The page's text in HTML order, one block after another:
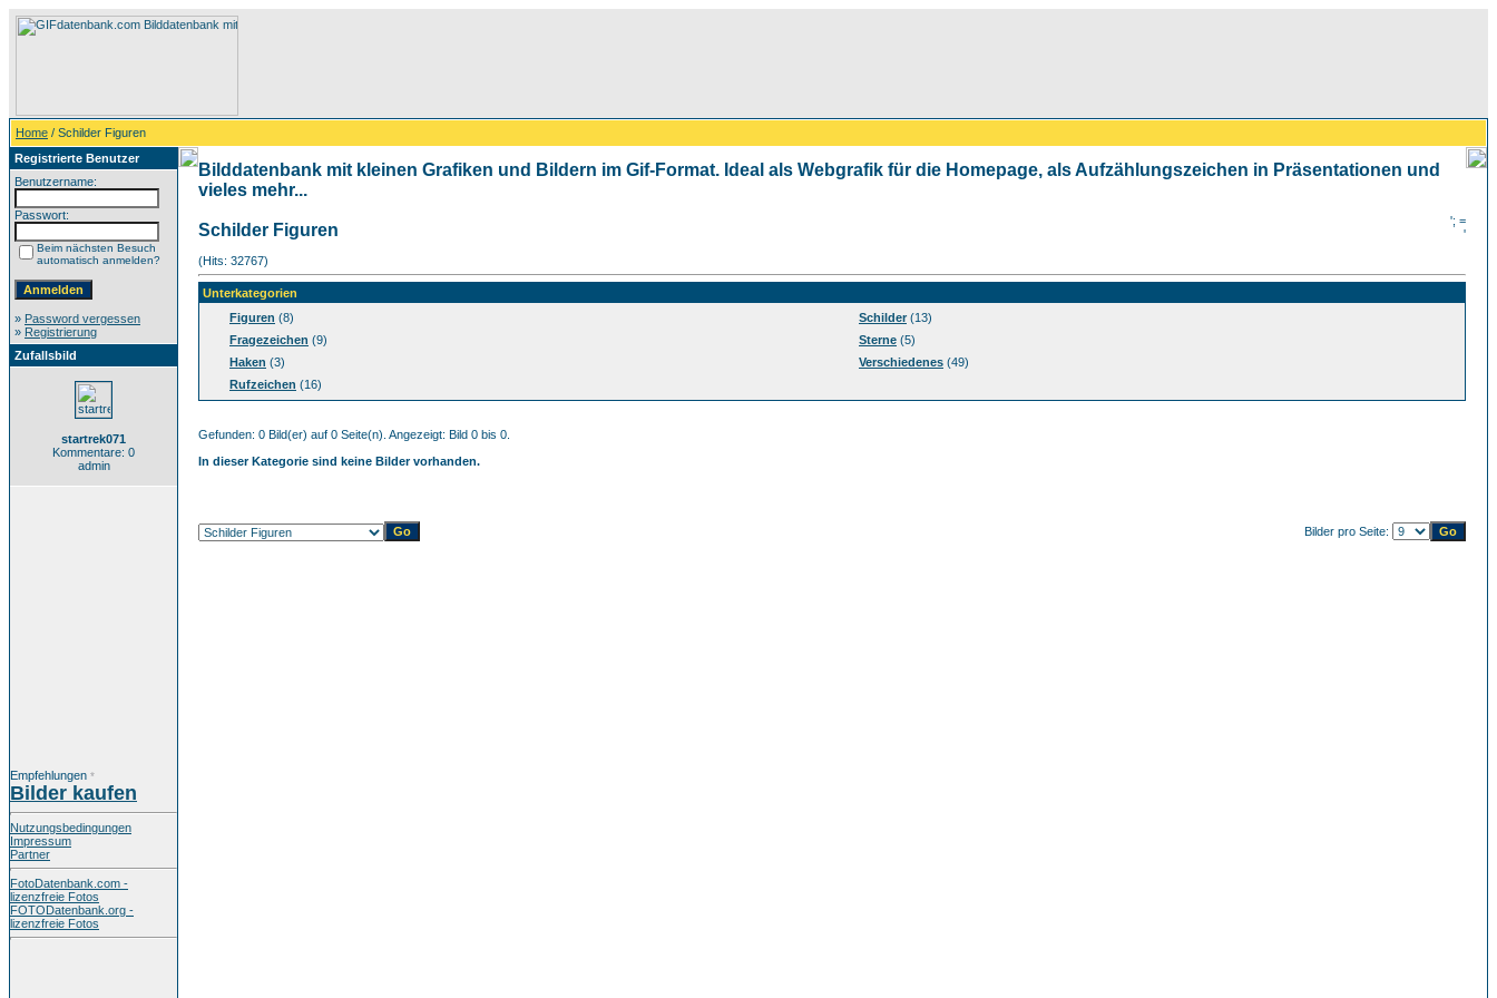
Home / Schilder Figuren
Registrierte Benutzer
Benutzername:
Passwort:
Beim nächsten Besuch
automatisch anmelden?
» Password vergessen
» Registrierung
Zufallsbild
startrek071
Kommentare: 0
admin
Empfehlungen *
Bilder kaufen
Nutzungsbedingungen
Impressum
Partner
FotoDatenbank.com -
lizenzfreie Fotos
FOTODatenbank.org -
lizenzfreie Fotos
Bilddatenbank mit kleinen Grafiken und Bildern im Gif-Format. Ideal als Webgrafik für die Homepage, als Aufzählungszeichen in Präsentationen und
vieles mehr...
Schilder Figuren
'; =
'
(Hits: 32767)
Unterkategorien
Figuren (8)
Fragezeichen (9)
Haken (3)
Rufzeichen (16)
Schilder(13)
Sterne (5)
Verschiedenes (49)
Gefunden: 0 Bild(er) auf 0 Seite(n). Angezeigt: Bild 0 bis 0.
In dieser Kategorie sind keine Bilder vorhanden.
Bilder pro Seite: